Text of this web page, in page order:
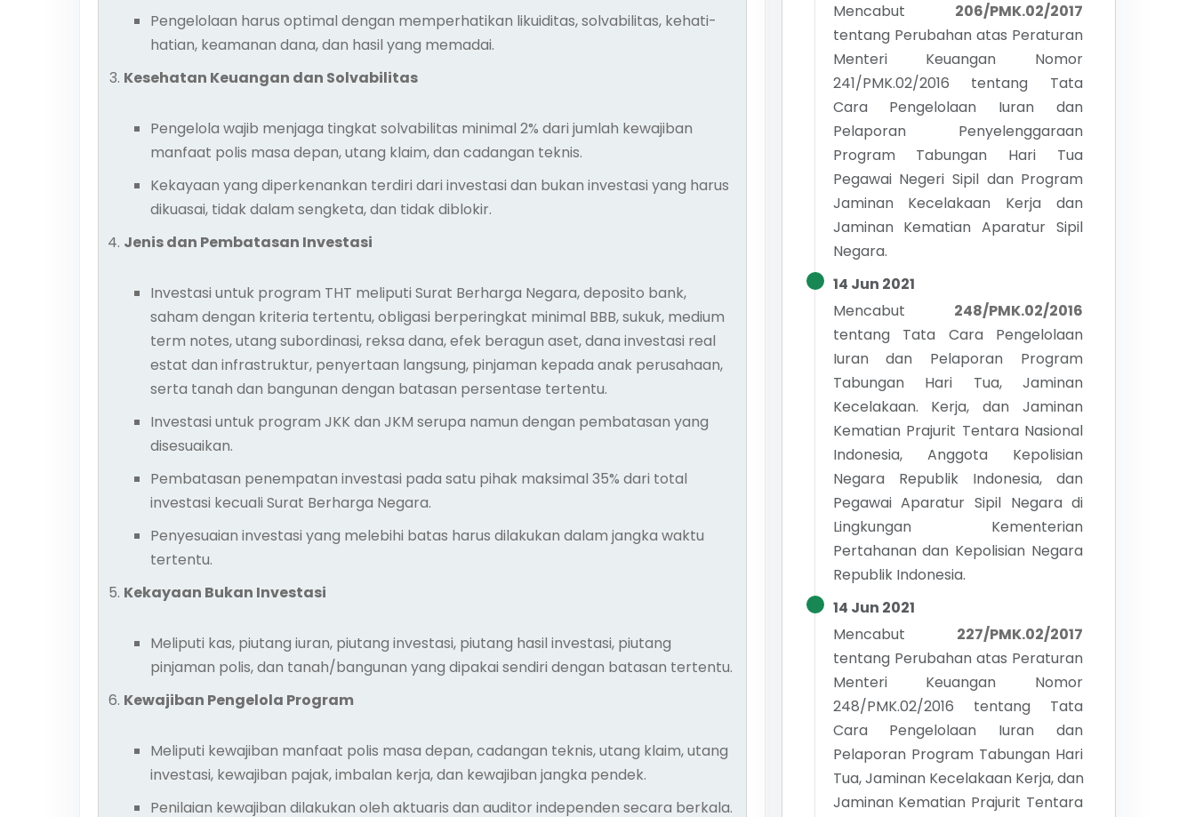
Pengelolaan harus optimal dengan memperhatikan likuiditas, solvabilitas, kehati-
hatian, keamanan dana, dan hasil yang memadai.
Kesehatan Keuangan dan Solvabilitas
Pengelola wajib menjaga tingkat solvabilitas minimal 2% dari jumlah kewajiban
manfaat polis masa depan, utang klaim, dan cadangan teknis.
Kekayaan yang diperkenankan terdiri dari investasi dan bukan investasi yang harus
dikuasai, tidak dalam sengketa, dan tidak diblokir.
Jenis dan Pembatasan Investasi
Investasi untuk program THT meliputi Surat Berharga Negara, deposito bank,
saham dengan kriteria tertentu, obligasi berperingkat minimal BBB, sukuk, medium
term notes, utang subordinasi, reksa dana, efek beragun aset, dana investasi real
estat dan infrastruktur, penyertaan langsung, pinjaman kepada anak perusahaan,
serta tanah dan bangunan dengan batasan persentase tertentu.
Investasi untuk program JKK dan JKM serupa namun dengan pembatasan yang
disesuaikan.
Pembatasan penempatan investasi pada satu pihak maksimal 35% dari total
investasi kecuali Surat Berharga Negara.
Penyesuaian investasi yang melebihi batas harus dilakukan dalam jangka waktu
tertentu.
Kekayaan Bukan Investasi
Meliputi kas, piutang iuran, piutang investasi, piutang hasil investasi, piutang
pinjaman polis, dan tanah/bangunan yang dipakai sendiri dengan batasan tertentu.
Kewajiban Pengelola Program
Meliputi kewajiban manfaat polis masa depan, cadangan teknis, utang klaim, utang
investasi, kewajiban pajak, imbalan kerja, dan kewajiban jangka pendek.
Penilaian kewajiban dilakukan oleh aktuaris dan auditor independen secara berkala.
Mencabut
206/PMK.02/2017
tentang Perubahan atas Peraturan
Menteri Keuangan Nomor
241/PMK.02/2016 tentang Tata
Cara Pengelolaan Iuran dan
Pelaporan Penyelenggaraan
Program Tabungan Hari Tua
Pegawai Negeri Sipil dan Program
Jaminan Kecelakaan Kerja dan
Jaminan Kematian Aparatur Sipil
Negara.
14 Jun 2021
Mencabut
248/PMK.02/2016
tentang Tata Cara Pengelolaan
Iuran dan Pelaporan Program
Tabungan Hari Tua, Jaminan
Kecelakaan. Kerja, dan Jaminan
Kematian Prajurit Tentara Nasional
Indonesia, Anggota Kepolisian
Negara Republik Indonesia, dan
Pegawai Aparatur Sipil Negara di
Lingkungan Kementerian
Pertahanan dan Kepolisian Negara
Republik Indonesia.
14 Jun 2021
Mencabut
227/PMK.02/2017
tentang Perubahan atas Peraturan
Menteri Keuangan Nomor
248/PMK.02/2016 tentang Tata
Cara Pengelolaan Iuran dan
Pelaporan Program Tabungan Hari
Tua, Jaminan Kecelakaan Kerja, dan
Jaminan Kematian Prajurit Tentara